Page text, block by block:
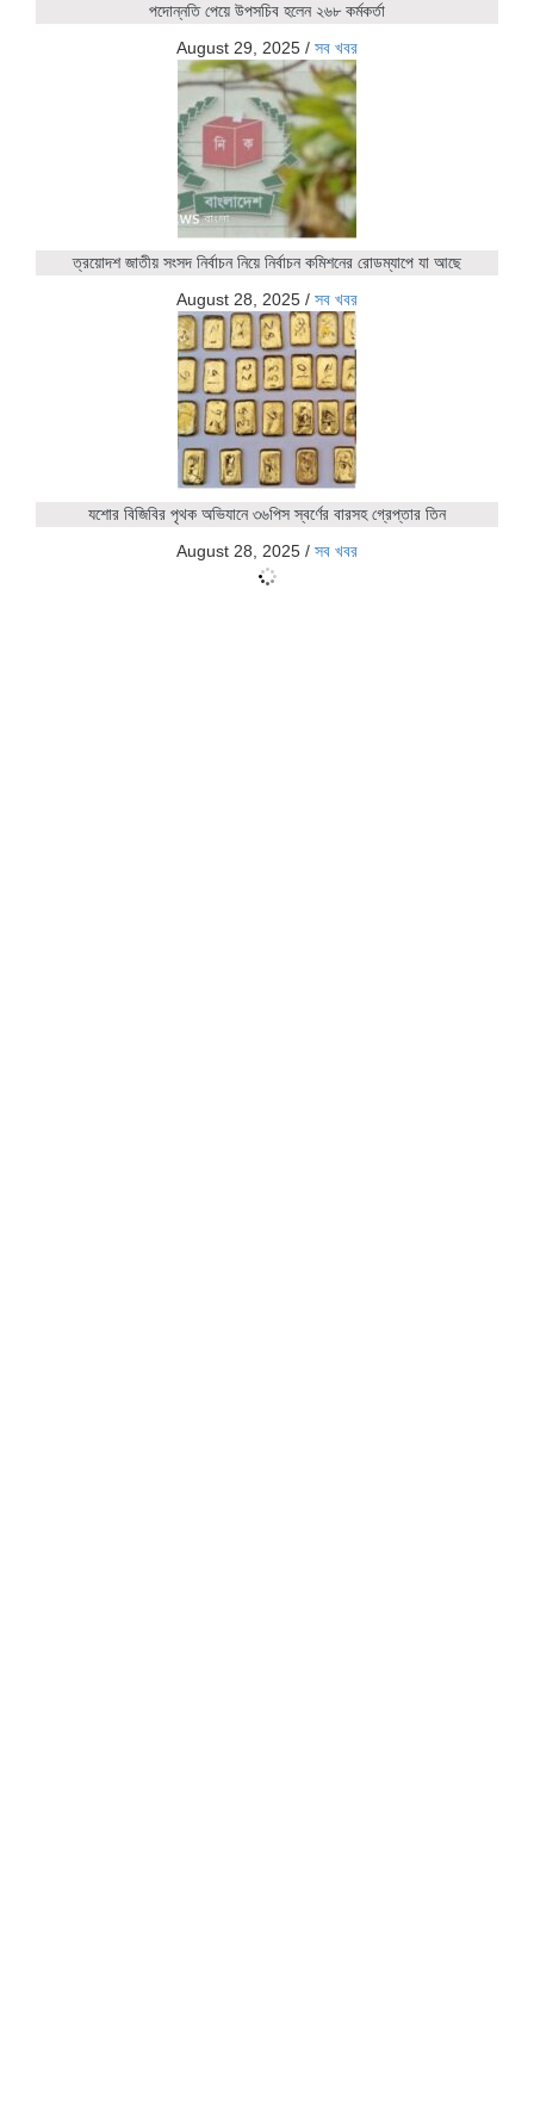
পদোন্নতি পেয়ে উপসচিব হলেন ২৬৮ কর্মকর্তা
August 29, 2025 / সব খবর
ত্রয়োদশ জাতীয় সংসদ নির্বাচন নিয়ে নির্বাচন কমিশনের রোডম্যাপে যা আছে
August 28, 2025 / সব খবর
যশোর বিজিবির পৃথক অভিযানে ৩৬পিস স্বর্ণের বারসহ গ্রেপ্তার তিন
August 28, 2025 / সব খবর